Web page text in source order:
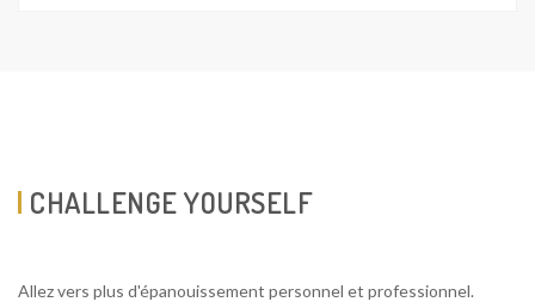
CHALLENGE YOURSELF
Allez vers plus d'épanouissement personnel et professionnel.